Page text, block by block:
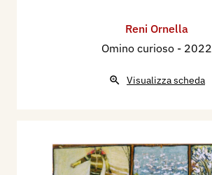
Reni Ornella
Omino curioso - 2022
Visualizza scheda